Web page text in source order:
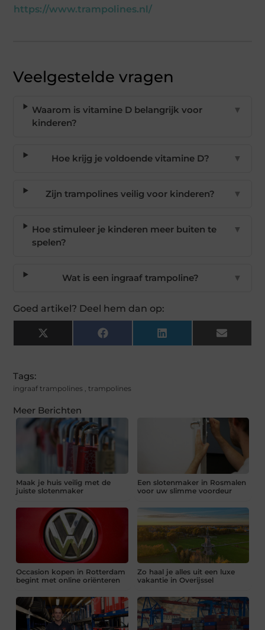
https://www.trampolines.nl/
Veelgestelde vragen
Waarom is vitamine D belangrijk voor
kinderen?
▼
Hoe krijg je voldoende vitamine D? ▼
Zijn trampolines veilig voor kinderen? ▼
Hoe stimuleer je kinderen meer buiten te
spelen?
▼
Wat is een ingraaf trampoline? ▼
Goed artikel? Deel hem dan op:
X
(Twitter)
Facebook LinkedIn Email
Tags:
ingraaf trampolines , trampolines
Meer Berichten
Maak je huis veilig met de
juiste slotenmaker
Een slotenmaker in Rosmalen
voor uw slimme voordeur
Occasion kopen in Rotterdam
begint met online oriënteren
Zo haal je alles uit een luxe
vakantie in Overijssel